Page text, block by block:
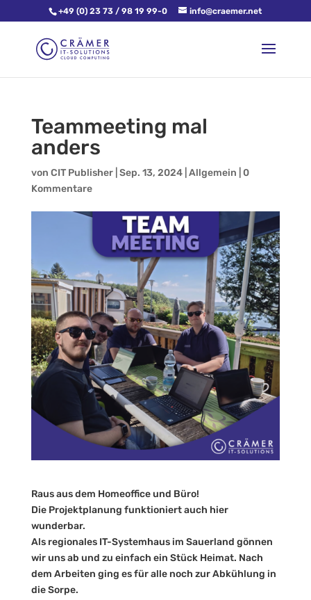
+49 (0) 23 73 / 98 19 99-0 info@craemer.net
Teammeeting mal
anders
von CIT Publisher| Sep. 13, 2024| Allgemein 0
Kommentare
Raus aus dem Homeoffice und Büro!
Die Projektplanung funktioniert auch hier
wunderbar.
Als regionales IT-Systemhaus im Sauerland gönnen
wir uns ab und zu einfach ein Stück Heimat. Nach
dem Arbeiten ging es für alle noch zur Abkühlung in
die Sorpe.